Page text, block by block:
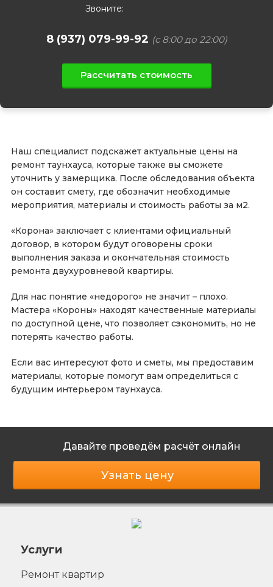
Звоните:
8 (937) 079-99-92 (с 8:00 до 22:00)
Рассчитать стоимость
Наш специалист подскажет актуальные цены на
ремонт таунхауса, которые также вы сможете
уточнить у замерщика. После обследования объекта
он составит смету, где обозначит необходимые
мероприятия, материалы и стоимость работы за м2.
«Корона» заключает с клиентами официальный
договор, в котором будут оговорены сроки
выполнения заказа и окончательная стоимость
ремонта двухуровневой квартиры.
Для нас понятие «недорого» не значит – плохо.
Мастера «Короны» находят качественные материалы
по доступной цене, что позволяет сэкономить, но не
потерять качество работы.
Если вас интересуют фото и сметы, мы предоставим
материалы, которые помогут вам определиться с
будущим интерьером таунхауса.
Давайте проведём расчёт онлайн
Узнать цену
Услуги
Ремонт квартир